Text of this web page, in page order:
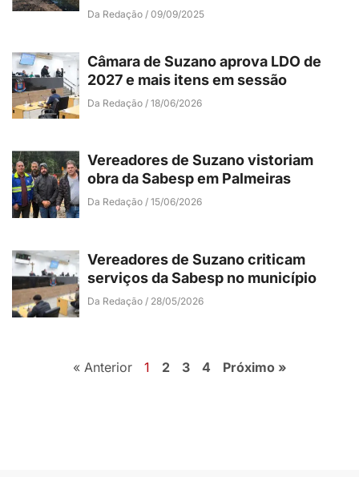
Da Redação 09/09/2025
Câmara de Suzano aprova LDO de
2027 e mais itens em sessão
Da Redação 18/06/2026
Vereadores de Suzano vistoriam
obra da Sabesp em Palmeiras
Da Redação 15/06/2026
Vereadores de Suzano criticam
serviços da Sabesp no município
Da Redação 28/05/2026
« Anterior 1 2 3 4 Próximo »